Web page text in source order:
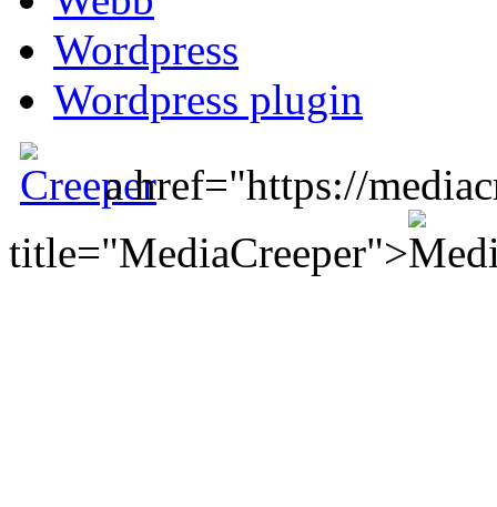
Wordpress
Wordpress plugin
a href="https://
title="MediaCreeper">